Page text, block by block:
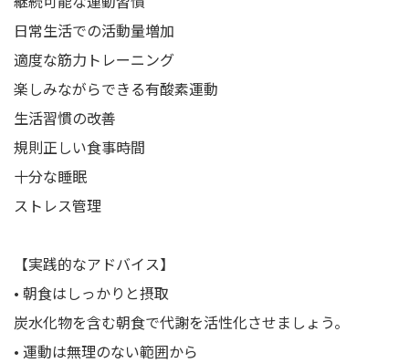
日常生活での活動量増加
適度な筋力トレーニング
楽しみながらできる有酸素運動
生活習慣の改善
規則正しい食事時間
十分な睡眠
ストレス管理
【実践的なアドバイス】
• 朝食はしっかりと摂取
炭水化物を含む朝食で代謝を活性化させましょう。
• 運動は無理のない範囲から